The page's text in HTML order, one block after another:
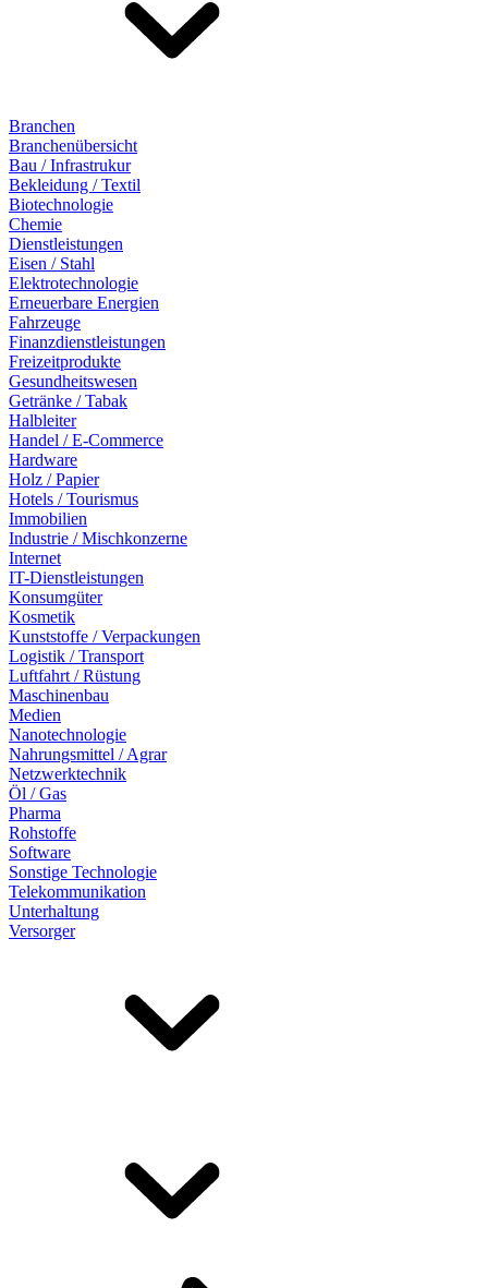
Branchen
Branchenübersicht
Bau / Infrastrukur
Bekleidung / Textil
Biotechnologie
Chemie
Dienstleistungen
Eisen / Stahl
Elektrotechnologie
Erneuerbare Energien
Fahrzeuge
Finanzdienstleistungen
Freizeitprodukte
Gesundheitswesen
Getränke / Tabak
Halbleiter
Handel / E-Commerce
Hardware
Holz / Papier
Hotels / Tourismus
Immobilien
Industrie / Mischkonzerne
Internet
IT-Dienstleistungen
Konsumgüter
Kosmetik
Kunststoffe / Verpackungen
Logistik / Transport
Luftfahrt / Rüstung
Maschinenbau
Medien
Nanotechnologie
Nahrungsmittel / Agrar
Netzwerktechnik
Öl / Gas
Pharma
Rohstoffe
Software
Sonstige Technologie
Telekommunikation
Unterhaltung
Versorger